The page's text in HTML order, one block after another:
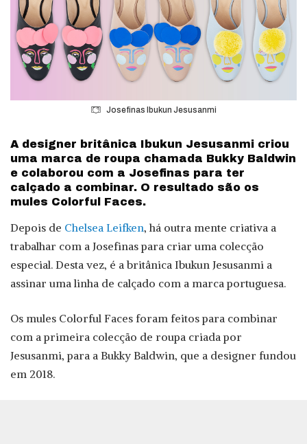
Josefinas Ibukun Jesusanmi
A designer britânica Ibukun Jesusanmi criou
uma marca de roupa chamada Bukky Baldwin
e colaborou com a Josefinas para ter
calçado a combinar. O resultado são os
mules Colorful Faces.
Depois de Chelsea Leifken, há outra mente criativa a
trabalhar com a Josefinas para criar uma colecção
especial. Desta vez, é a britânica Ibukun Jesusanmi a
assinar uma linha de calçado com a marca portuguesa.
Os mules Colorful Faces foram feitos para combinar
com a primeira colecção de roupa criada por
Jesusanmi, para a Bukky Baldwin, que a designer fundou
em 2018.